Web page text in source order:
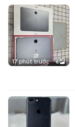
17 phút trước 6